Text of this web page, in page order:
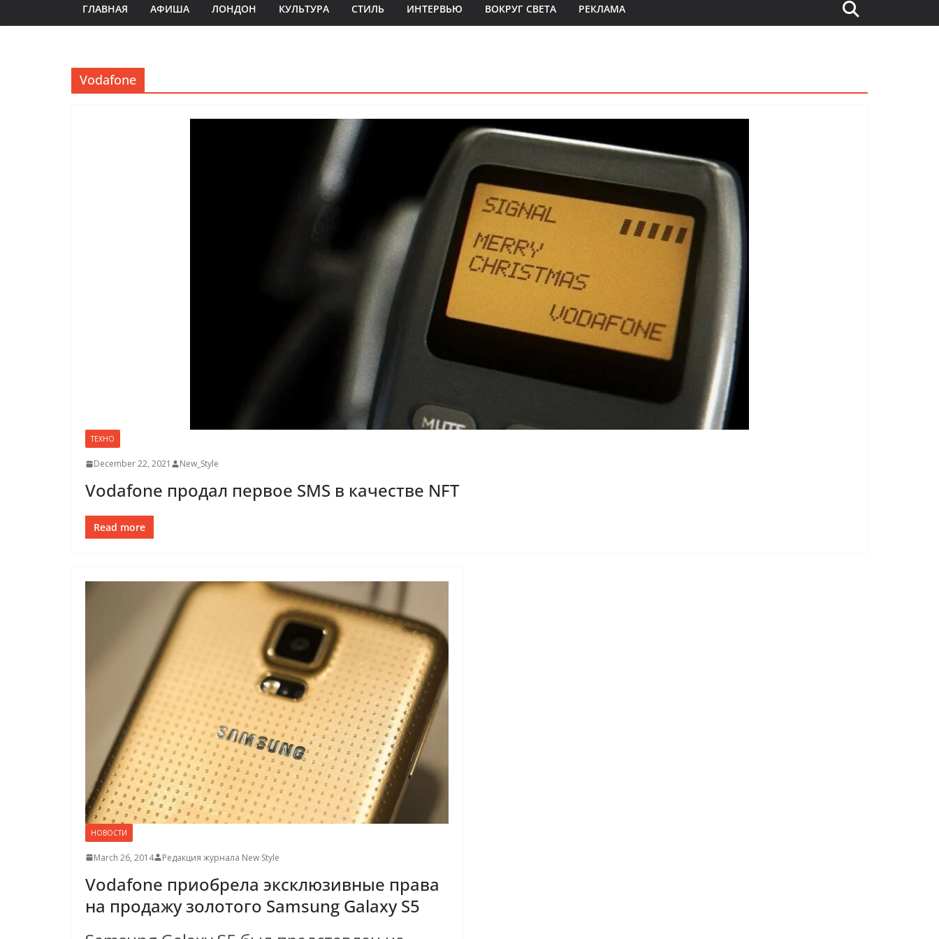
ГЛАВНАЯ АФИША ЛОНДОН КУЛЬТУРА СТИЛЬ ИНТЕРВЬЮ ВОКРУГ СВЕТА РЕКЛАМА
Vodafone
ТЕХНО
December 22, 2021 New_Style
Vodafone продал первое SMS в качестве NFT
Read more
НОВОСТИ
March 26, 2014 Редакция журнала New Style
Vodafone приобрела эксклюзивные права
на продажу золотого Samsung Galaxy S5